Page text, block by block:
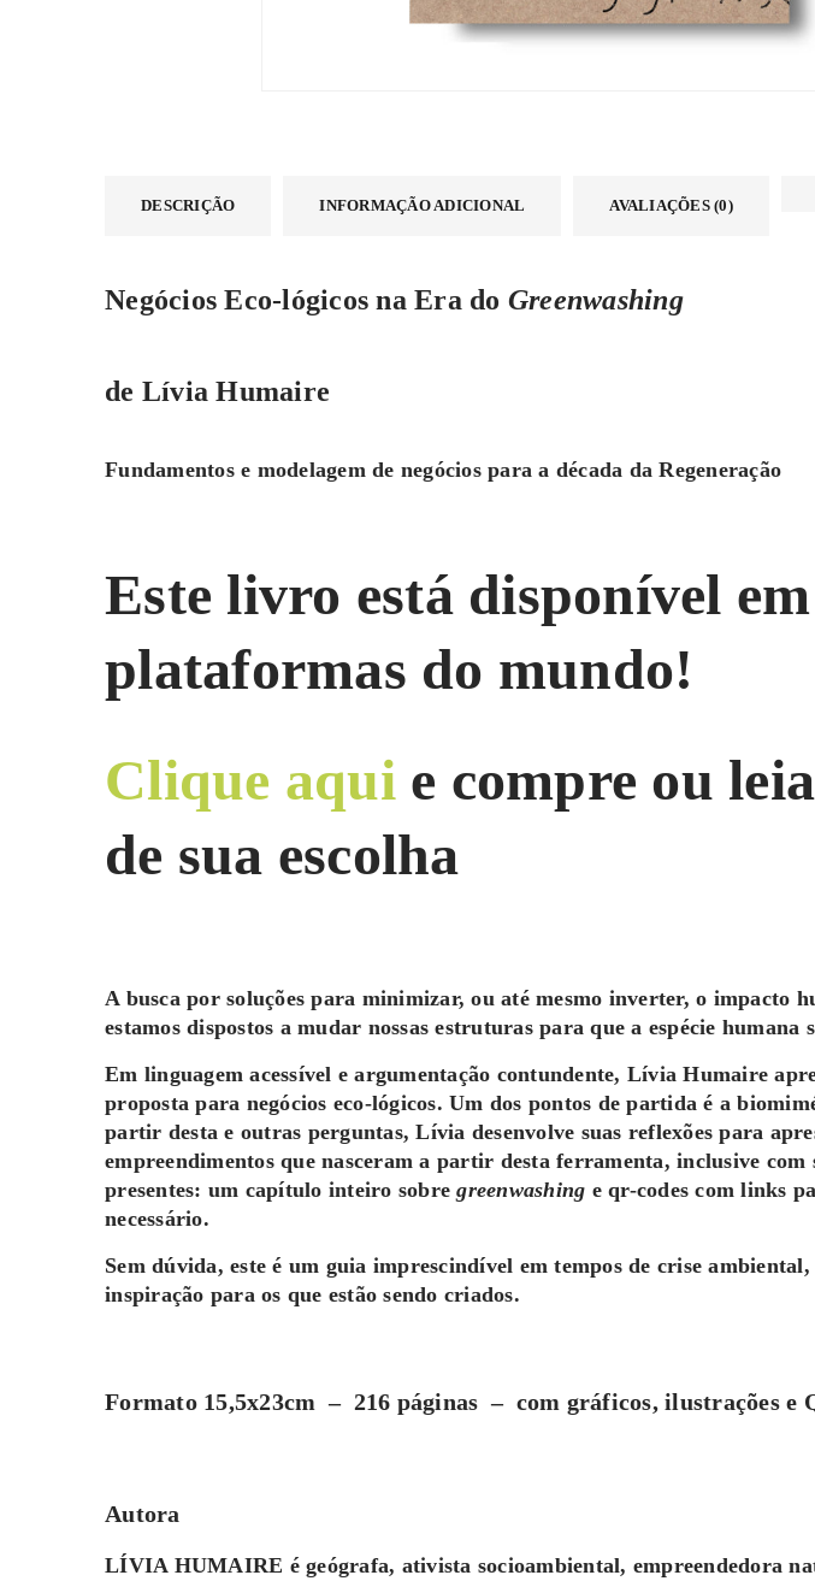
DESCRIÇÃO INFORMAÇÃO ADICIONAL AVALIAÇÕES (0)
Negócios Eco-lógicos na Era do Greenwashing
de Lívia Humaire
Fundamentos e modelagem de negócios para a década da Regeneração
Este livro está disponível
plataformas do mundo!
Clique aquie compre ou
de sua escolha
A busca por soluções para minimizar, ou até mesmo inverter, o impacto
estamos dispostos a mudar nossas estruturas para que a espécie humana
Em linguagem acessível e argumentação contundente, Lívia Humaire
proposta para negócios eco-lógicos. Um dos pontos de partida é a
partir desta e outras perguntas, Lívia desenvolve suas reflexões para
empreendimentos que nasceram a partir desta ferramenta, inclusive
presentes: um capítulo inteiro sobregreenwashing e qr-codes com links
necessário.
Sem dúvida, este é um guia imprescindível em tempos de crise
inspiração para os que estão sendo criados.
Formato 15,5x23cm – 216 páginas – com gráficos, ilustrações e
Autora
LÍVIA HUMAIRE é geógrafa, ativista socioambiental, empreendedora